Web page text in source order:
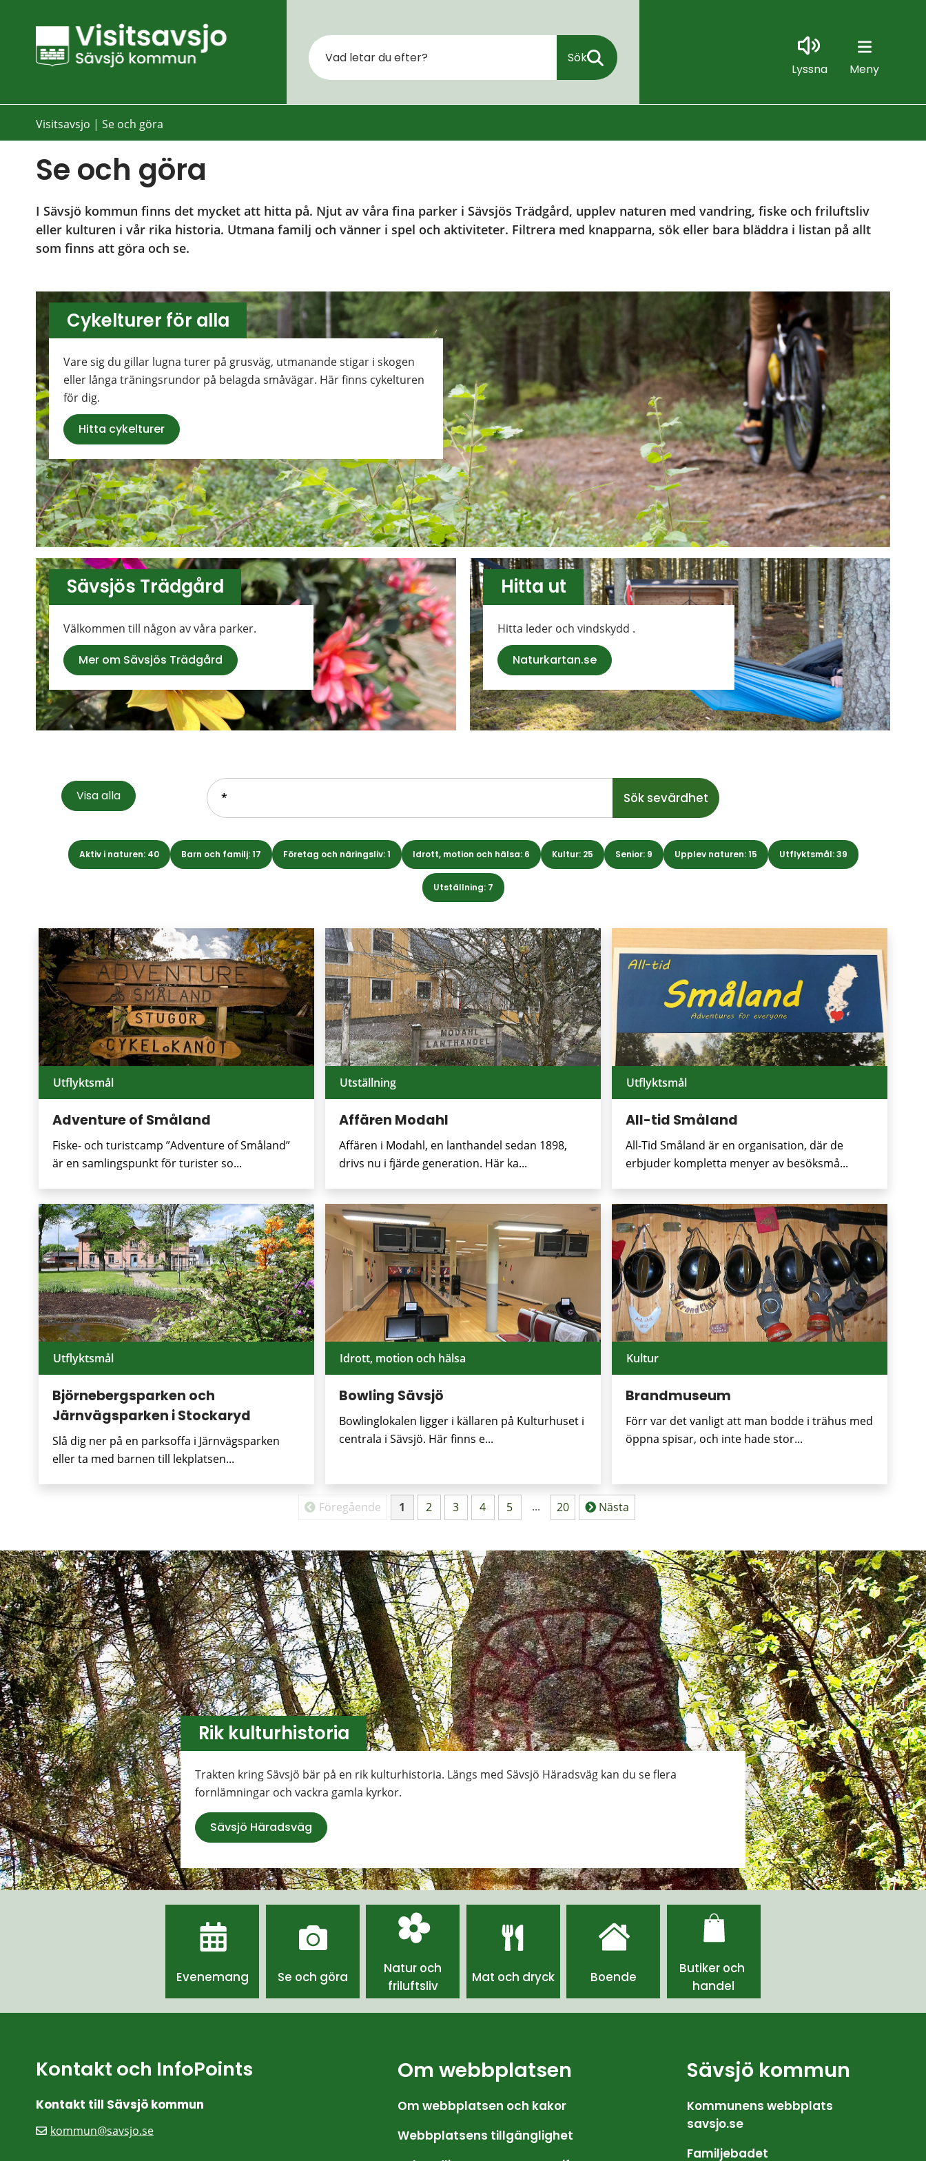
Sök
Lyssna Meny
Visitsavsjo | Se och göra
Se och göra
I Sävsjö kommun finns det mycket att hitta på. Njut av våra fina parker i Sävsjös Trädgård, upplev naturen med vandring, fiske och friluftsliv
eller kulturen i vår rika historia. Utmana familj och vänner i spel och aktiviteter. Filtrera med knapparna, sök eller bara bläddra i listan på allt
som finns att göra och se.
Cykelturer för alla
Vare sig du gillar lugna turer på grusväg, utmanande stigar i skogen
eller långa träningsrundor på belagda småvägar. Här finns cykelturen
för dig.
Hitta cykelturer
Sävsjös Trädgård
Välkommen till någon av våra parker.
Mer om Sävsjös Trädgård
Hitta ut
Hitta leder och vindskydd .
Naturkartan.se
Visa alla
Sök.
Sökförslagen
presenteras
Aktiv i naturen: 40 Barn och familj: 17 Företag och näringsliv: 1 Idrott, motion och hälsa: 6 Kultur: 25 Senior: 9 Upplev naturen: 15 Utflyktsmål: 39
Utställning: 7
Utflyktsmål
Adventure of Småland
Fiske- och turistcamp ”Adventure of Småland”
är en samlingspunkt för turister so...
Utställning
Affären Modahl
Affären i Modahl, en lanthandel sedan 1898,
drivs nu i fjärde generation. Här ka...
Utflyktsmål
All-tid Småland
All-Tid Småland är en organisation, där de
erbjuder kompletta menyer av besöksmå...
Utflyktsmål
Björnebergsparken och
Järnvägsparken i Stockaryd
Slå dig ner på en parksoffa i Järnvägsparken
eller ta med barnen till lekplatsen...
Idrott, motion och hälsa
Bowling Sävsjö
Bowlinglokalen ligger i källaren på Kulturhuset i
centrala i Sävsjö. Här finns e...
Kultur
Brandmuseum
Förr var det vanligt att man bodde i trähus med
öppna spisar, och inte hade stor...
Fler sökträffar
Föregående Sida
1 Sida
2 Sida
3 Sida
4 Sida
5 ... Sida
20 Nästa
Rik kulturhistoria
Trakten kring Sävsjö bär på en rik kulturhistoria. Längs med Sävsjö Häradsväg kan du se flera
fornlämningar och vackra gamla kyrkor.
Sävsjö Häradsväg
Evenemang Se och göra
Natur och
friluftsliv
Mat och dryck Boende
Butiker och
handel
Kontakt och InfoPoints
Kontakt till Sävsjö kommun
kommun@savsjo.se
Om webbplatsen
Om webbplatsen och kakor
Webbplatsens tillgänglighet
Sävsjö kommun
Kommunens webbplats
savsjo.se
Familjebadet